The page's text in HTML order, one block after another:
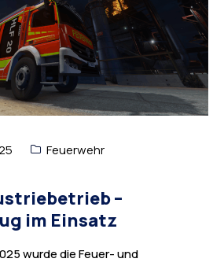
Feuerwehr
–
im Einsatz
wurde die Feuer- und